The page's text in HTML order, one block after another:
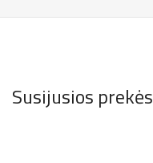
Susijusios prekės